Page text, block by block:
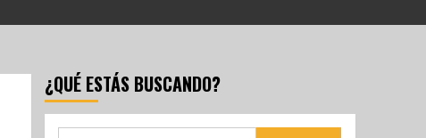
¿QUÉ ESTÁS BUSCANDO?